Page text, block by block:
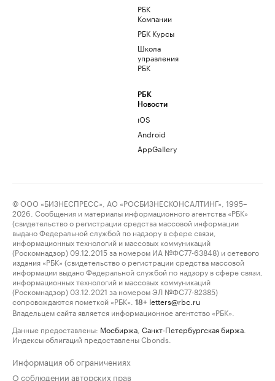
РБК
Компании
РБК Курсы
Школа
управления
РБК
РБК
Новости
iOS
Android
AppGallery
© ООО «БИЗНЕСПРЕСС», АО «РОСБИЗНЕСКОНСАЛТИНГ», 1995–
2026. Сообщения и материалы информационного агентства «РБК»
(свидетельство о регистрации средства массовой информации
выдано Федеральной службой по надзору в сфере связи,
информационных технологий и массовых коммуникаций
(Роскомнадзор) 09.12.2015 за номером ИА №ФС77-63848) и сетевого
издания «РБК» (свидетельство о регистрации средства массовой
информации выдано Федеральной службой по надзору в сфере связи,
информационных технологий и массовых коммуникаций
(Роскомнадзор) 03.12.2021 за номером ЭЛ №ФС77-82385)
сопровождаются пометкой «РБК».
18+ letters@rbc.ru
Владельцем сайта является информационное агентство «РБК».
Данные предоставлены: Мосбиржа Санкт-Петербургская биржа
Индексы облигаций предоставлены Cbonds.
Информация об ограничениях
О соблюдении авторских прав